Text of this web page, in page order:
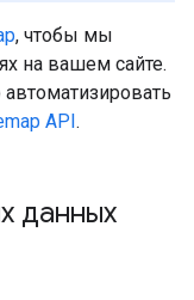
, чтобы мы
на вашем сайте.
API.
данных